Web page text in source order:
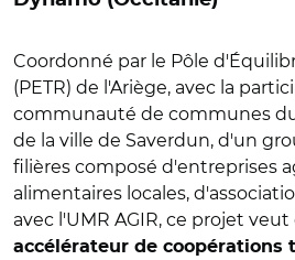
Coordonné par le Pôle
(PETR) de l'Ariège, avec la
communauté de communes
de la ville de Saverdun, d'un
filières composé d'entreprises
alimentaires locales,
avec l'UMR AGIR, ce projet
accélérateur de coopérations